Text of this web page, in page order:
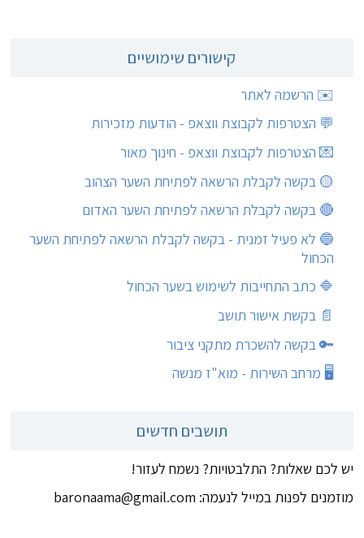
קישורים שימושיים
✉️ הרשמה לאתר
💬 הצטרפות לקבוצת ווצאפ - הודעות מזכירות
💌 הצטרפות לקבוצת ווצאפ - חינוך מאור
🟡 בקשה לקבלת הרשאה לפתיחת השער הצהוב
🔴 בקשה לקבלת הרשאה לפתיחת השער האדום
🔵 לא פעיל זמנית - בקשה לקבלת הרשאה לפתיחת השער
הכחול
🔷 כתב התחייבות לשימוש בשער הכחול
📄 בקשת אישור תושב
🔑 בקשה להשכרת מתקני ציבור
🖥 מרחב השירות - מוא"ז מנשה
תושבים חדשים
יש לכם שאלות? התלבטויות? נשמח לעזור!
מוזמנים לפנות במייל לנעמה: baronaama@gmail.com